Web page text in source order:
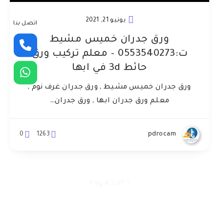
يونيو 21, 2021
ورق جدران خميس مشيط
ت:0553540273 – معلم تركيب ورق
حائط 3d في ابها
ورق جدران خميس مشيط , ورق جدران غرف نوم ,
معلم ورق جدران ابها , ورق جدران…
pdrocam
0 1263
اتصل بنا